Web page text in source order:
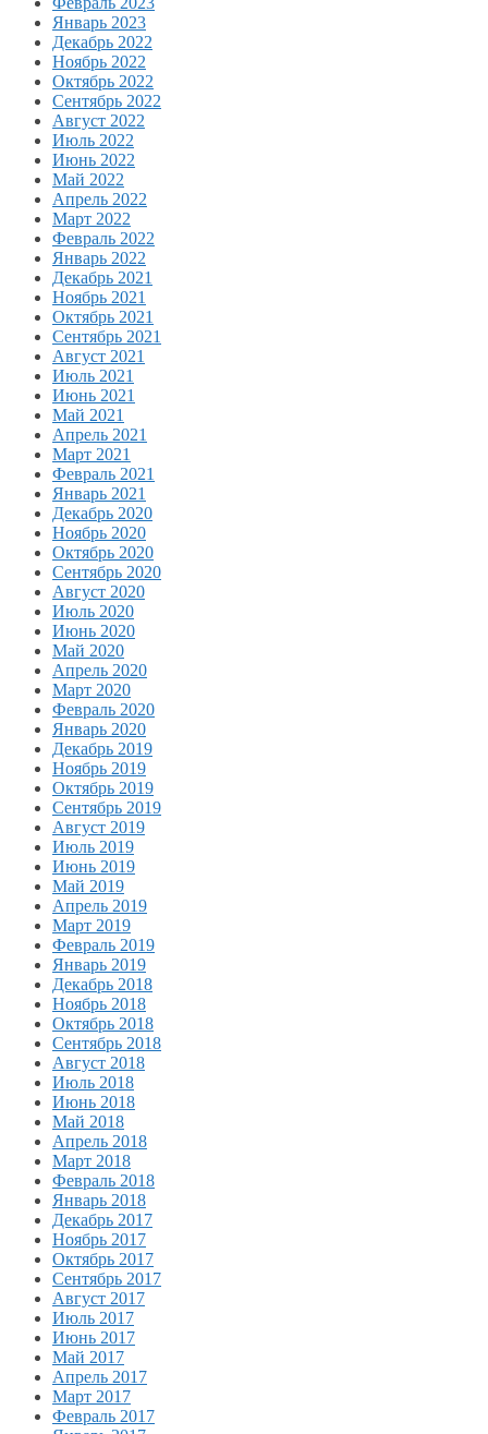
Январь 2023
Декабрь 2022
Ноябрь 2022
Октябрь 2022
Сентябрь 2022
Август 2022
Июль 2022
Июнь 2022
Май 2022
Апрель 2022
Март 2022
Февраль 2022
Январь 2022
Декабрь 2021
Ноябрь 2021
Октябрь 2021
Сентябрь 2021
Август 2021
Июль 2021
Июнь 2021
Май 2021
Апрель 2021
Март 2021
Февраль 2021
Январь 2021
Декабрь 2020
Ноябрь 2020
Октябрь 2020
Сентябрь 2020
Август 2020
Июль 2020
Июнь 2020
Май 2020
Апрель 2020
Март 2020
Февраль 2020
Январь 2020
Декабрь 2019
Ноябрь 2019
Октябрь 2019
Сентябрь 2019
Август 2019
Июль 2019
Июнь 2019
Май 2019
Апрель 2019
Март 2019
Февраль 2019
Январь 2019
Декабрь 2018
Ноябрь 2018
Октябрь 2018
Сентябрь 2018
Август 2018
Июль 2018
Июнь 2018
Май 2018
Апрель 2018
Март 2018
Февраль 2018
Январь 2018
Декабрь 2017
Ноябрь 2017
Октябрь 2017
Сентябрь 2017
Август 2017
Июль 2017
Июнь 2017
Май 2017
Апрель 2017
Март 2017
Февраль 2017